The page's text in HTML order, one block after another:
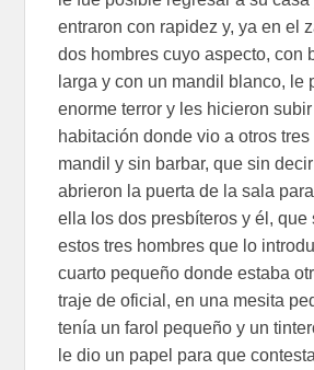
entraron con rapidez y, ya en el
dos hombres cuyo aspecto, con
larga y con un mandil blanco, le
enorme terror y les hicieron
habitación donde vio a otros
mandil y sin barbar, que sin
abrieron la puerta de la sala
ella los dos presbíteros y él, que
estos tres hombres que lo
cuarto pequeño donde estaba
traje de oficial, en una mesita
tenía un farol pequeño y un
le dio un papel para que